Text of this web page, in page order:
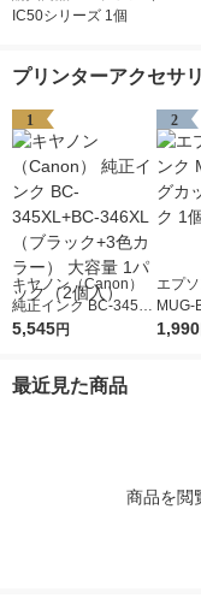
IC50シリーズ 1個
プリンターアクセサ
1
キヤノン（Canon）
純正インク BC-345XL
+BC-346XL （ブラッ
5,545円
2
エプ
MUG-
ブラッ
1,990
最近見た商品
商品を閲